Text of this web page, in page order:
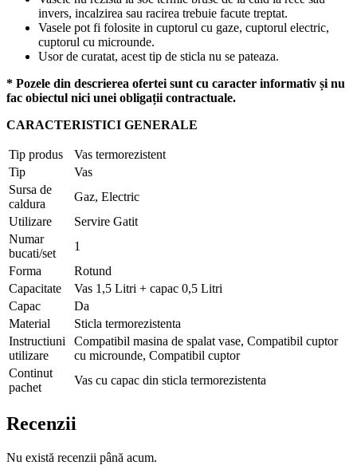
invers, incalzirea sau racirea trebuie facute treptat.
Vasele pot fi folosite in cuptorul cu gaze, cuptorul electric,
cuptorul cu microunde.
Usor de curatat, acest tip de sticla nu se pateaza.
* Pozele din descrierea ofertei sunt cu caracter informativ și nu
fac obiectul nici unei obligații contractuale.
CARACTERISTICI GENERALE
Tip produs
Vas termorezistent
Tip
Vas
Sursa de
caldura
Gaz, Electric
Utilizare
Servire Gatit
Numar
bucati/set
1
Forma
Rotund
Capacitate
Vas 1,5 Litri + capac 0,5 Litri
Capac
Da
Material
Sticla termorezistenta
Instructiuni
utilizare
Compatibil masina de spalat vase, Compatibil cuptor
cu microunde, Compatibil cuptor
Continut
pachet
Vas cu capac din sticla termorezistenta
Recenzii
Nu există recenzii până acum.